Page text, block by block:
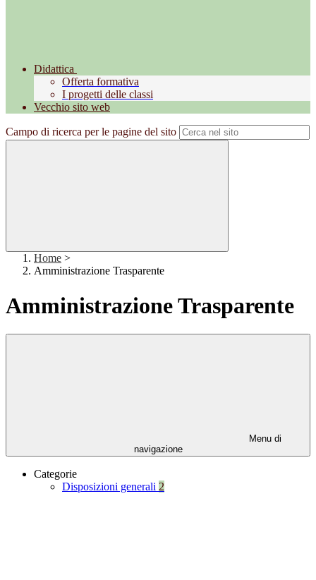
Didattica
Offerta formativa
I progetti delle classi
Vecchio sito web
Campo di ricerca per le pagine del sito
Home >
Amministrazione Trasparente
Amministrazione Trasparente
Menu di
navigazione
Categorie
Disposizioni generali 2